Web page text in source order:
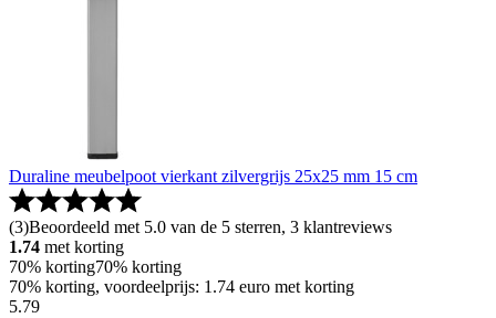
Duraline meubelpoot vierkant zilvergrijs 25x25 mm 15 cm
(3)Beoordeeld met 5.0 van de 5 sterren, 3 klantreviews
1.74 met korting
70% korting70% korting
70% korting, voordeelprijs: 1.74 euro met korting
5.79